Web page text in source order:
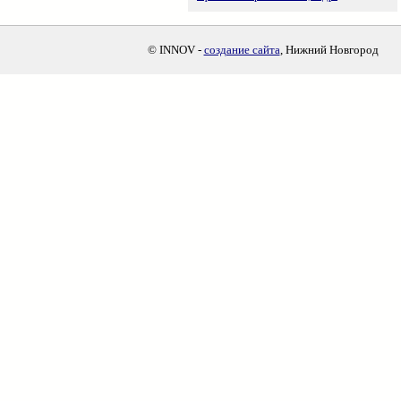
© INNOV - создание сайта, Нижний Новгород